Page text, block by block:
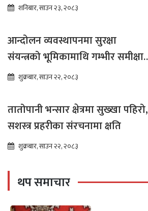
शनिबार, साउन २३, २०८३
आन्दोलन व्यवस्थापनमा सुरक्षा
संयन्त्रको भूमिकामाथि गम्भीर समीक्षा
आवश्यक : गगन थापा
शुक्रबार, साउन २२, २०८३
तातोपानी भन्सार क्षेत्रमा सुख्खा पहिरो,
सशस्त्र प्रहरीका संरचनामा क्षति
शुक्रबार, साउन २२, २०८३
थप समाचार